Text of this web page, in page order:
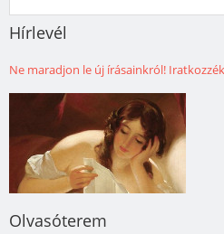
Hírlevél
Ne maradjon le új írásainkról!
Olvasóterem